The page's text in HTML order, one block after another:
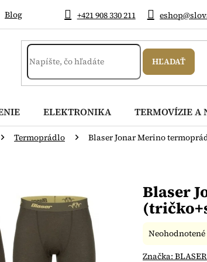
+421 908 330 211
Blog
HĽADAŤ
ELEKTRONIKA TERMOVÍZIE A
Termoprádlo Blaser Jonar Merino
Blaser
Priemerné
produktu
Neohodnotené
Značka: BLASER